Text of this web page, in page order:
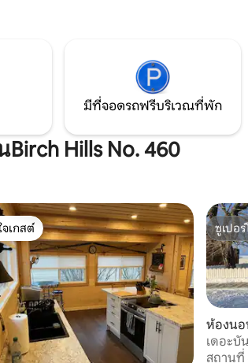
มีที่จอดรถฟรีบริเวณที่พัก
Hills No. 460
จเกสต์
จเกสต์
ซูเปอ
ซูเปอ
ห้องนอ
เดอะบั
สถานที่